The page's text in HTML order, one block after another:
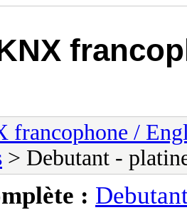
francophone /
> Debutant -
: